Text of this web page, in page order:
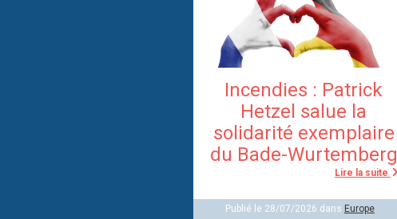
Incendies : Patrick
Hetzel salue la
solidarité exemplaire
du Bade-Wurtemberg
Lire la suite
Publié le 28/07/2026 dans Europe